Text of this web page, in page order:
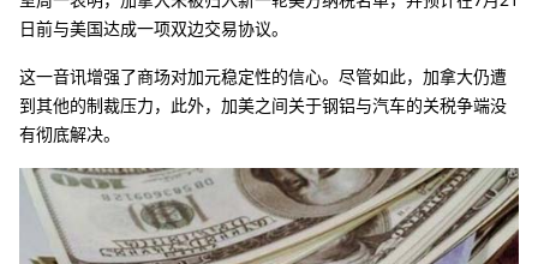
日前与美国达成一项双边交易协议。
这一音讯增强了商场对加元稳定性的信心。尽管如此，加拿大仍遭
到其他的制裁压力，此外，加美之间关于钢铝与汽车的关税争端没
有彻底解决。